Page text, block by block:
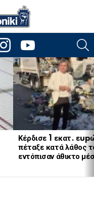
instagramyoutube
Κέρδισε 1 εκατ.
πέταξε κατά λάθος
εντόπισαν άθικτο